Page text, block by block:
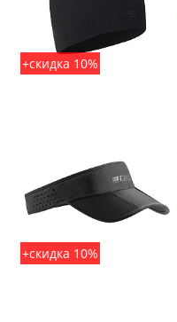
+скидка 10%
+скидка 10%